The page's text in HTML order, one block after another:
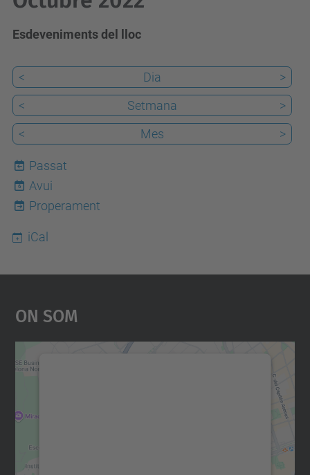
Esdeveniments del lloc
< Dia
>
<
Setmana
>
<
Mes >
Passat
6
Avui
Properament
iCal
On Som